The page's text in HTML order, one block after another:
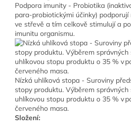
Podpora imunity - Probiotika
para-probiotickými účinky)
ve střevě a tím celkově stimulují a
imunitu organismu.
Nízká uhlíková stopa - Suroviny
stopy produktu. Výběrem správných
uhlíkovou stopu produktu o 35 % v
červeného masa.
Složení: